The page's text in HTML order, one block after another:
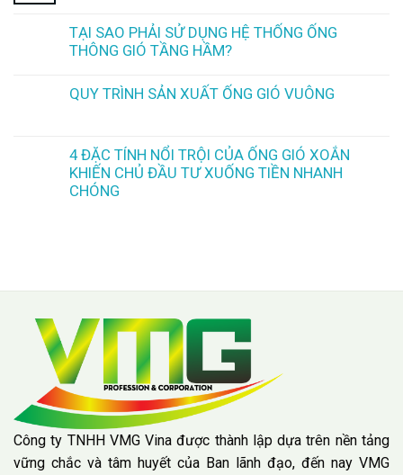
TẠI SAO PHẢI SỬ DỤNG HỆ THỐNG ỐNG
THÔNG GIÓ TẦNG HẦM?
QUY TRÌNH SẢN XUẤT ỐNG GIÓ VUÔNG
4 ĐẶC TÍNH NỔI TRỘI CỦA ỐNG GIÓ XOẮN
KHIẾN CHỦ ĐẦU TƯ XUỐNG TIỀN NHANH
CHÓNG
Công ty TNHH VMG Vina được thành lập dựa trên nền tảng
vững chắc và tâm huyết của Ban lãnh đạo, đến nay VMG